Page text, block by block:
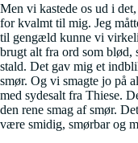
Men vi kastede os ud i
for kvalmt til mig. Jeg
til gengæld kunne vi
brugt alt fra ord som blød,
stald. Det gav mig et
smør. Og vi smagte jo på
med sydesalt fra Thiese.
den rene smag af smør.
være smidig, smørbar og